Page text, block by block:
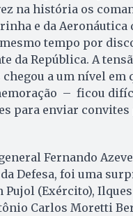
na história os
e da Aeronáutica
tempo por
da República. A
a um nível em
– ficou
para enviar convites
Fernando
Defesa, foi uma
Pujol (Exército),
Carlos Moretti